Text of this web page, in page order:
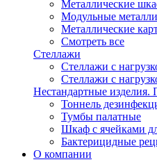
Металлические
Модульные
Металлические
Смотреть все
Стеллажи
Стеллажи с
Стеллажи с
Нестандартные
Тоннель
Тумбы палатные
Шкаф с ячейками
Бактерицидные
О компании